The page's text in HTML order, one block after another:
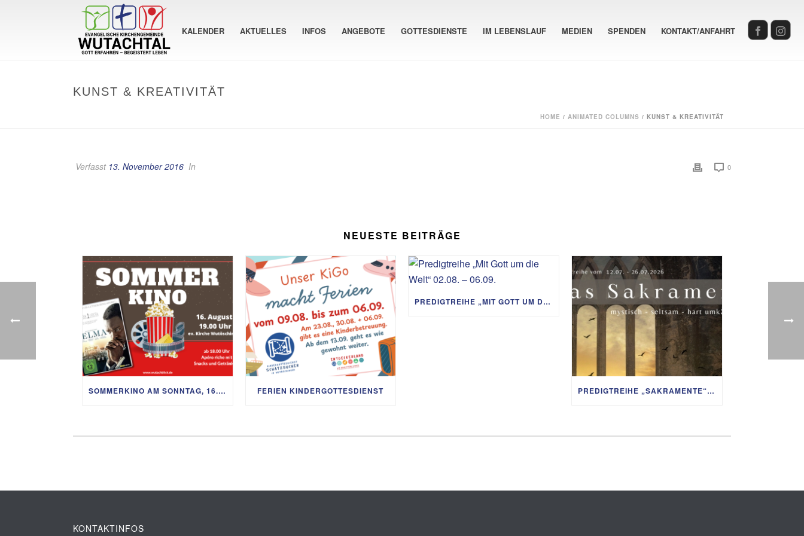
KALENDER AKTUELLES INFOS ANGEBOTE GOTTESDIENSTE IM LEBENSLAUF MEDIEN SPENDEN KONTAKT/ANFAHRT
KUNST & KREATIVITÄT
HOME / ANIMATED COLUMNS / KUNST & KREATIVITÄT
Verfasst 13. November 2016 In 0
NEUESTE BEITRÄGE
SOMMERKINO AM SONNTAG, 16. AUGUST FERIEN KINDERGOTTESDIENST
PREDIGTREIHE „MIT GOTT UM DIE WELT“ 02.08. – 06.09.
PREDIGTREIHE „SAKRAMENTE“ VOM 12. BIS 26. JULI
KONTAKTINFOS